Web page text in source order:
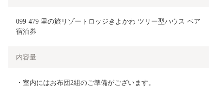
099-479 里の旅リゾートロッジきよかわ ツリー型ハウス ペア
宿泊券
内容量
・室内にはお布団2組のご準備がございます。